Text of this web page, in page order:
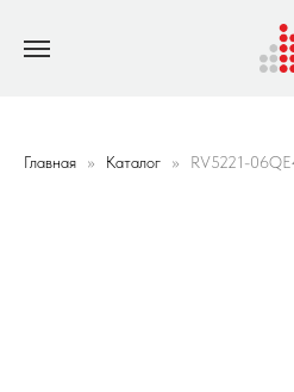
Главная Каталог RV5221-